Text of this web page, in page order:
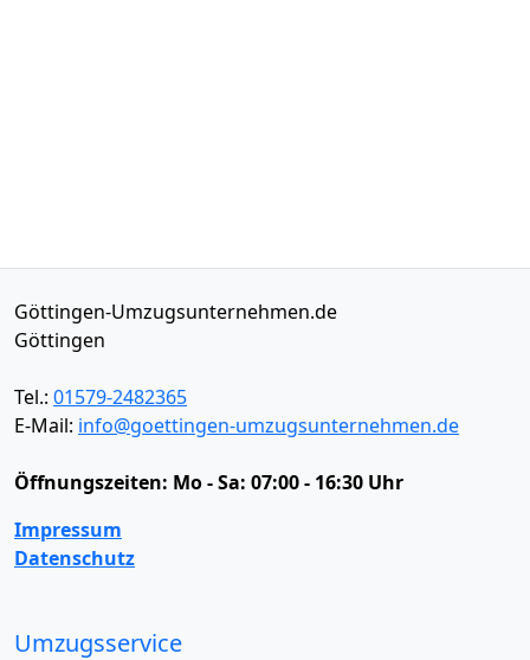
Göttingen-Umzugsunternehmen.de
Göttingen
Tel.: 01579-2482365
E-Mail: info@goettingen-umzugsunternehmen.de
Öffnungszeiten: Mo - Sa: 07:00 - 16:30 Uhr
Impressum
Datenschutz
Umzugsservice